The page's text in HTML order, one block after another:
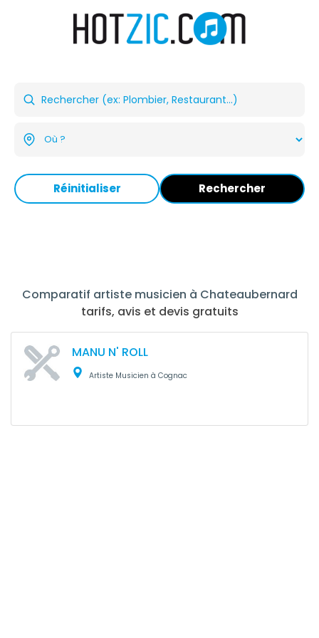
Réinitialiser Rechercher
Comparatif artiste musicien à Chateaubernard
tarifs, avis et devis gratuits
MANU N' ROLL
Artiste Musicien à Cognac